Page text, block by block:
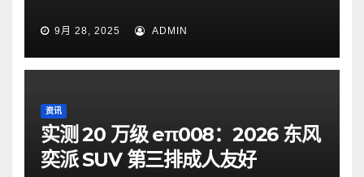
9月 28, 2025 ADMIN
资讯
实测 20 万级 eπ008：2026 东风
奕派 SUV 第三排成人友好